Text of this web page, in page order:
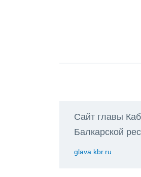
Сайт главы
Балкарской
glava.kbr.ru